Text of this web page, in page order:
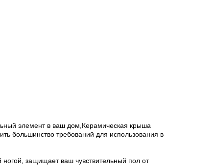
элемент в ваш дом,Керамическая крыша
большинство требований для использования в
защищает ваш чувствительный пол от